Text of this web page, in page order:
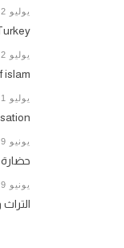
يوليو 2, 2026
يوليو 2, 2026
islam
يوليو 1, 2026
يونيو 29, 2026
يونيو 29, 2026